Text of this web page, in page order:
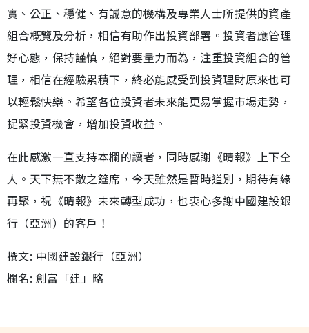
實、公正、穩健、有誠意的機構及專業人士所提供的資產
組合概覽及分析，相信有助作出投資部署。投資者應管理
好心態，保持謹慎，絕對要量力而為，注重投資組合的管
理，相信在經驗累積下，終必能感受到投資理財原來也可
以輕鬆快樂。希望各位投資者未來能更易掌握市場走勢，
捉緊投資機會，增加投資收益。
在此感激一直支持本欄的讀者，同時感謝《晴報》上下仝
人。天下無不散之筵席，今天雖然是暫時道別，期待有緣
再聚，祝《晴報》未來轉型成功，也衷心多謝中國建設銀
行（亞洲）的客戶！
撰文: 中國建設銀行（亞洲）
欄名: 創富「建」略